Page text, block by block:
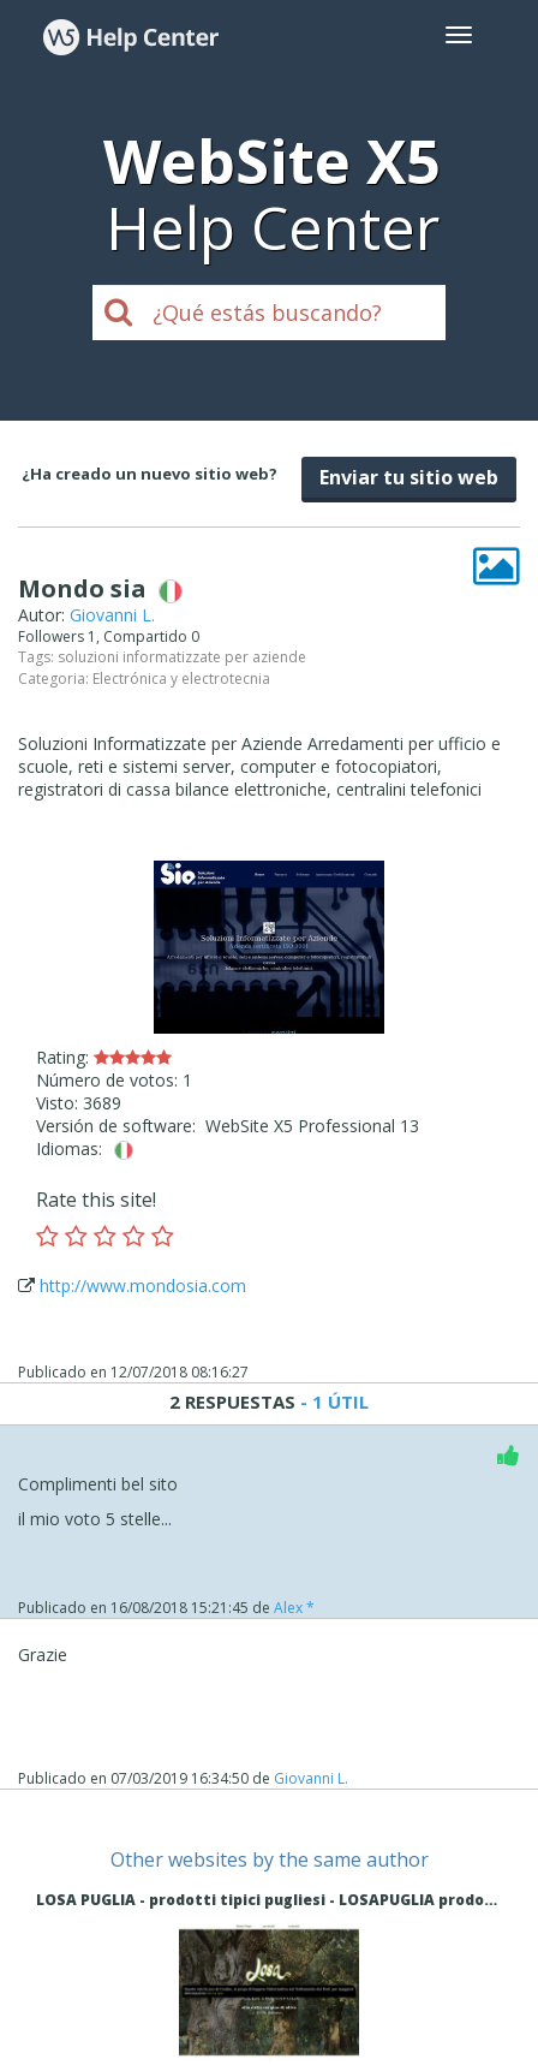
WebSite X5
Help Center
¿Ha creado un nuevo sitio web? Enviar tu sitio web
Mondo sia
Autor: Giovanni L.
Followers 1, Compartido 0
Tags: soluzioni informatizzate per aziende
Categoria: Electrónica y electrotecnia
Soluzioni Informatizzate per Aziende Arredamenti per ufficio e
scuole, reti e sistemi server, computer e fotocopiatori,
registratori di cassa bilance elettroniche, centralini telefonici
Rating:
Número de votos: 1
Visto: 3689
Versión de software: WebSite X5 Professional 13
Idiomas:
Rate this site!
http://www.mondosia.com
Publicado en 12/07/2018 08:16:27
2 RESPUESTAS - 1 ÚTIL
Complimenti bel sito
il mio voto 5 stelle...
Publicado en 16/08/2018 15:21:45 de Alex *
Grazie
Publicado en 07/03/2019 16:34:50 de Giovanni L.
Other websites by the same author
LOSA PUGLIA - prodotti tipici pugliesi - LOSAPUGLIA prodotti tipici pugliesi